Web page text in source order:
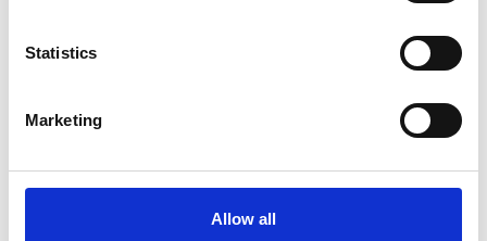
Statistics
Marketing
Allow all
Ich habe dieDatenschutzbestimmungengelesen und bin